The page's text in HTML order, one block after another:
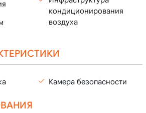
кондиционирования
воздуха
Камера безопасности